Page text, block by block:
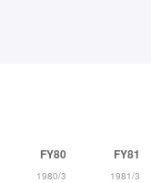
FY80
1980/3
FY81
1981/3